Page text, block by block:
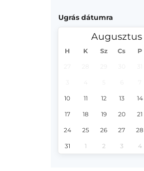
Ugrás dátumra
H K Sz Cs P
10 11 12 13 14
17 18 19 20 21
24 25 26 27 28
31 1 2 3 4